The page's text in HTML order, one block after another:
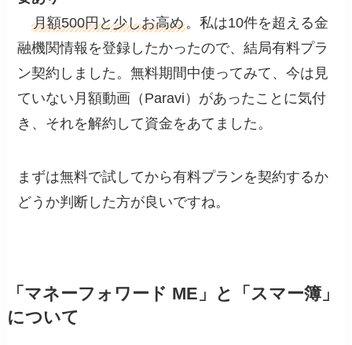
月額500円と少しお高め。私は10件を超える金
融機関情報を登録したかったので、結局有料プラ
ン契約しました。無料期間中使ってみて、今は見
ていない月額動画（Paravi）があったことに気付
き、それを解約して資金をあてました。
まずは無料で試してから有料プランを契約するか
どうか判断した方が良いですね。
「マネーフォワード ME」と「スマー簿」
について